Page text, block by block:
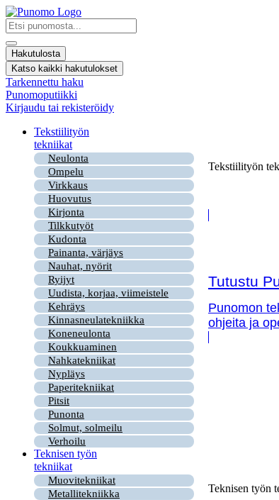
Mene
sisältöön
Search
...
Hakutulosta
Katso kaikki hakutulokset
Tarkennettu haku
Punomoputiikki
Kirjaudu tai rekisteröidy
Tekstiilityön
tekniikat
Neulonta
Ompelu
Virkkaus
Huovutus
Kirjonta
Tilkkutyöt
Kudonta
Painanta, värjäys
Nauhat, nyörit
Ryijyt
Uudista, korjaa, viimeistele
Kehräys
Kinnasneulatekniikka
Koneneulonta
Koukkuaminen
Nahkatekniikat
Nypläys
Paperitekniikat
Pitsit
Punonta
Solmut, solmeilu
Verhoilu
Tekstiilityön
Tutustu
Punomon
ohjeita ja
Teknisen työn
tekniikat
Muovitekniikat
Metallitekniikka
Teknisen työn